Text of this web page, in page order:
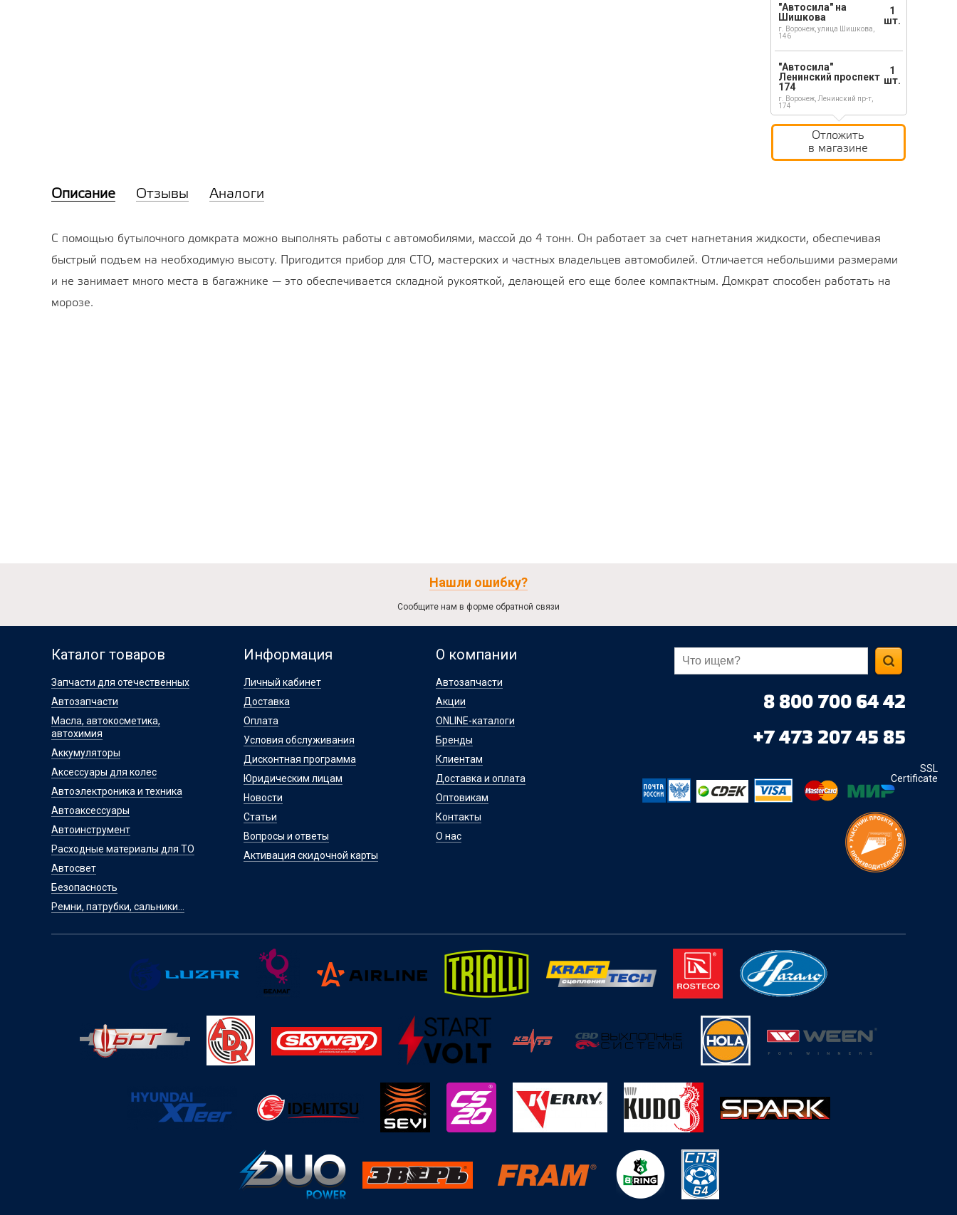
"Автосила" на
Шишкова
г. Воронеж, улица Шишкова,
146
1
шт.
"Автосила"
Ленинский проспект
174
г. Воронеж, Ленинский пр-т,
174
1
шт.
Отложить
в магазине
Описание Отзывы Аналоги
С помощью бутылочного домкрата можно выполнять работы с автомобилями, массой до 4 тонн. Он работает за счет нагнетания жидкости, обеспечивая
быстрый подъем на необходимую высоту. Пригодится прибор для СТО, мастерских и частных владельцев автомобилей. Отличается небольшими размерами
и не занимает много места в багажнике — это обеспечивается складной рукояткой, делающей его еще более компактным. Домкрат способен работать на
морозе.
Нашли ошибку?
Сообщите нам в форме обратной связи
Каталог товаров
Запчасти для отечественных
Автозапчасти
Масла, автокосметика,
автохимия
Аккумуляторы
Аксессуары для колес
Автоэлектроника и техника
Автоаксессуары
Автоинструмент
Расходные материалы для ТО
Автосвет
Безопасность
Ремни, патрубки, сальники...
Информация
Личный кабинет
Доставка
Оплата
Условия обслуживания
Дисконтная программа
Юридическим лицам
Новости
Статьи
Вопросы и ответы
Активация скидочной карты
О компании
Автозапчасти
Акции
ONLINE-каталоги
Бренды
Клиентам
Доставка и оплата
Оптовикам
Контакты
О нас
8 800 700 64 42
+7 473 207 45 85
SSL
Certificate